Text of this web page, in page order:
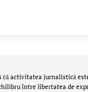
că activitatea jurnalistică
între libertatea de